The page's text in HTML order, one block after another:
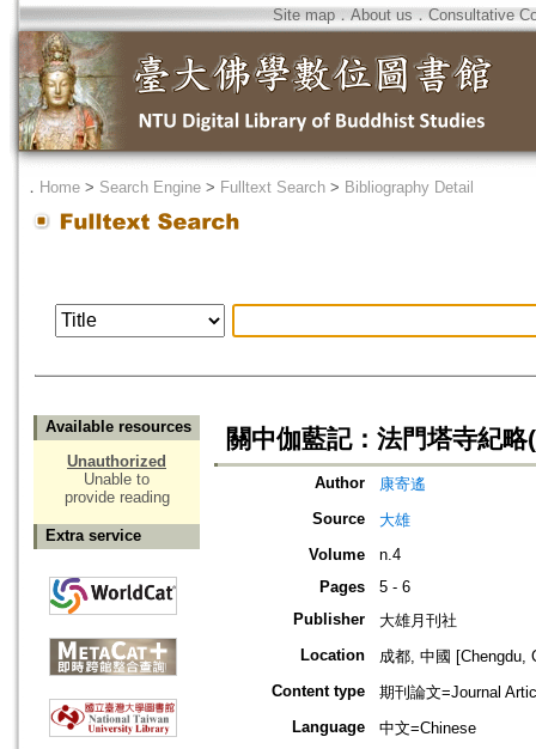
Site map．About us ． Consultative
． Home > Search Engine > Fulltext Search > Bibliography Detail
Available resources
Unauthorized
Unable to
provide reading
Extra service
關中伽藍記：法門塔寺紀略
Author
康寄遙
Source
大雄
Volume
n.4
Pages
5 - 6
Publisher
大雄月刊社
Location
成都, 中國 [Chengdu,
Content type
期刊論文=Journal
Language
中文=Chinese